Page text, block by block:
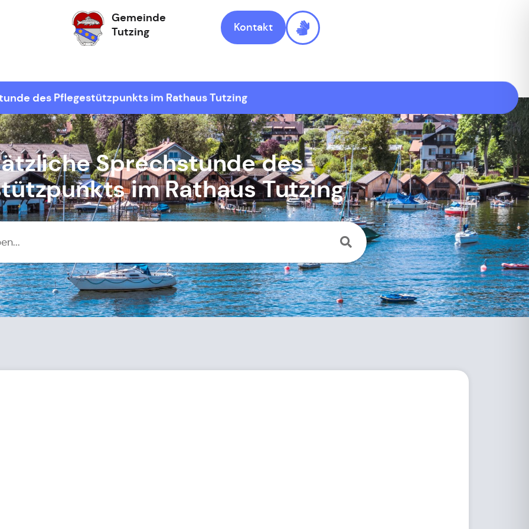
Gemeinde
Tutzing
Kontakt
des Pflegestützpunkts im Rathaus Tutzing
Sprechstunde des
im Rathaus Tutzing